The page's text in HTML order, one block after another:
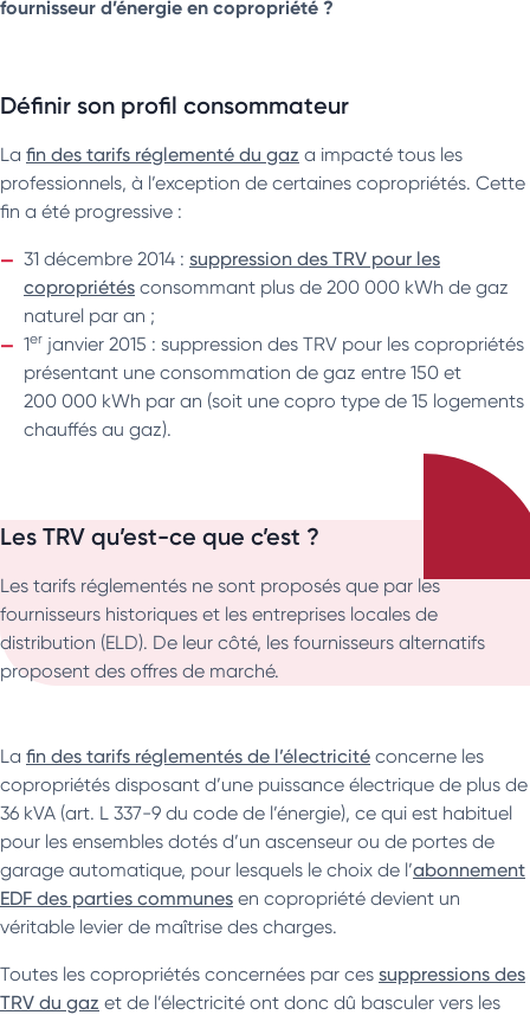
fournisseur d’énergie en copropriété ?
Définir son profil consommateur
La fin des tarifs réglementé du gaz a impacté tous les
professionnels, à l’exception de certaines copropriétés. Cette
fin a été progressive :
31 décembre 2014 : suppression des TRV pour les
copropriétés consommant plus de 200 000 kWh de gaz
naturel par an ;
1er janvier 2015 : suppression des TRV pour les copropriétés
présentant une consommation de gaz entre 150 et
200 000 kWh par an (soit une copro type de 15 logements
chauffés au gaz).
Les TRV qu’est-ce que c’est ?
Les tarifs réglementés ne sont proposés que par les
fournisseurs historiques et les entreprises locales de
distribution (ELD). De leur côté, les fournisseurs alternatifs
proposent des offres de marché.
La fin des tarifs réglementés de l’électricité concerne les
copropriétés disposant d’une puissance électrique de plus de
36 kVA (art. L 337-9 du code de l’énergie), ce qui est habituel
pour les ensembles dotés d’un ascenseur ou de portes de
garage automatique, pour lesquels le choix de l’abonnement
EDF des parties communes en copropriété devient un
véritable levier de maîtrise des charges.
Toutes les copropriétés concernées par ces suppressions des
TRV du gaz et de l’électricité ont donc dû basculer vers les